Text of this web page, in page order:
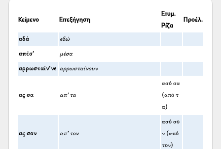
Κείμενο Επεξήγηση
Ετυμ.
Ρίζα
Προέλ.
αδά εδώ
απέσ’ μέσα
αρρωσταίν’νε αρρωσταίνουν
ας σα απ’ τα
ασό σα
(από τ
α)
ας σον απ’ τον
ασό σο
ν (από
τον)